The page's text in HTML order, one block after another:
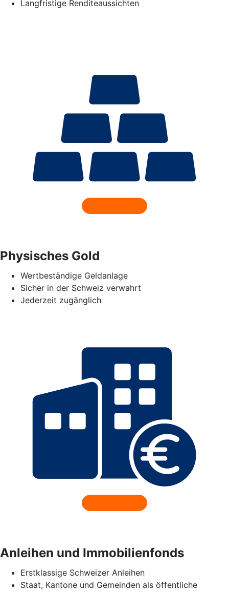
Langfristige Renditeaussichten
Physisches Gold
Wertbeständige Geldanlage
Sicher in der Schweiz verwahrt
Jederzeit zugänglich
Anleihen und Immobilienfonds
Erstklassige Schweizer Anleihen
Staat, Kantone und Gemeinden als öffentliche